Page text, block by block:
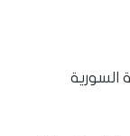
السورية